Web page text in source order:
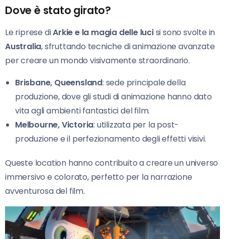
Dove è stato girato?
Le riprese diArkie e la magia delle lucisi sono svolte in
Australia, sfruttando tecniche di animazione avanzate
per creare un mondo visivamente straordinario.
Brisbane, Queensland: sede principale della
produzione, dove gli studi di animazione hanno dato
vita agli ambienti fantastici del film.
Melbourne, Victoria: utilizzata per la post-
produzione e il perfezionamento degli effetti visivi.
Queste location hanno contribuito a creare un universo
immersivo e colorato, perfetto per la narrazione
avventurosa del film.